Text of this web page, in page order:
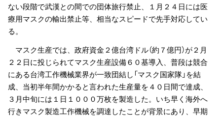
ない段階で武漢との間での団体旅行禁止、１月２４日には医
療用マスクの輸出禁止等、相当なスピードで先手対応してい
る。
マスク生産では、政府資金２億台湾ドル（約７億円）が２月
２２日に投じられてマスク生産設備６０基導入、普段は競合
にある台湾工作機械業界が一致団結し「マスク国家隊」を結
成、当初半年間かかると言われた生産量を４０日間で達成、
３月中旬には１日１０００万枚を製造した。いち早く海外へ
行きマスク製造工作機械を調達したことが背景にあり、早期